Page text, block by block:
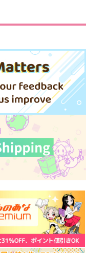
つかいまはねこちゃん
再録集
POET
1,265
イデア×アズール
サンプル
作品詳細
y
TW GALLERIA
499円 （税込）
その他
イデア×アズール
サンプル